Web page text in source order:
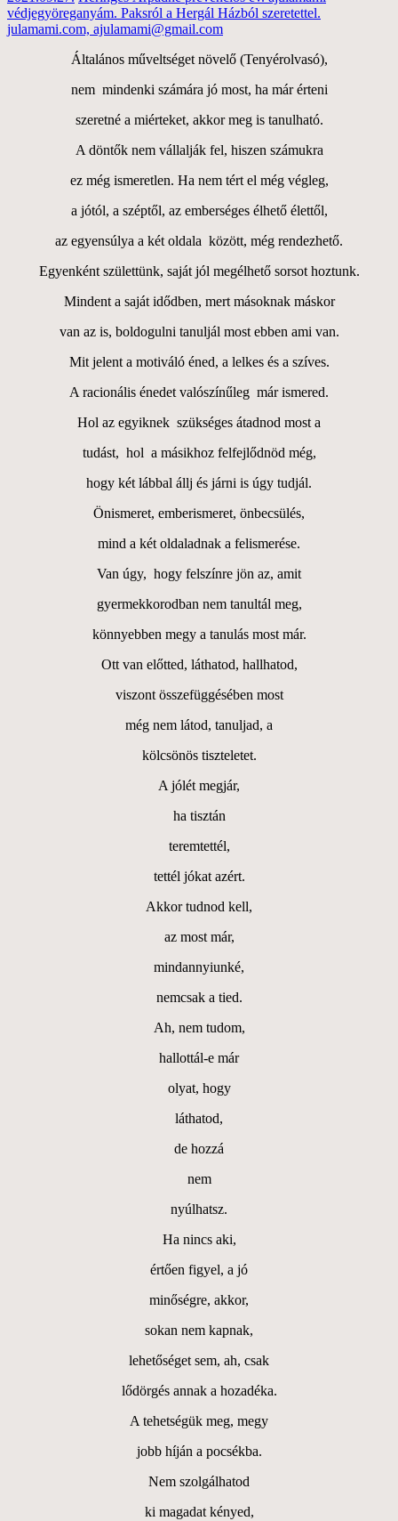
védjegyöreganyám. Paksról a Hergál Házból szeretettel.
julamami.com, ajulamami@gmail.com
Általános műveltséget növelő (Tenyérolvasó),
nem mindenki számára jó most, ha már érteni
szeretné a miérteket, akkor meg is tanulható.
A döntők nem vállalják fel, hiszen számukra
ez még ismeretlen. Ha nem tért el még végleg,
a jótól, a széptől, az emberséges élhető élettől,
az egyensúlya a két oldala között, még rendezhető.
Egyenként születtünk, saját jól megélhető sorsot hoztunk.
Mindent a saját idődben, mert másoknak máskor
van az is, boldogulni tanuljál most ebben ami van.
Mit jelent a motiváló éned, a lelkes és a szíves.
A racionális énedet valószínűleg már ismered.
Hol az egyiknek szükséges átadnod most a
tudást, hol a másikhoz felfejlődnöd még,
hogy két lábbal állj és járni is úgy tudjál.
Önismeret, emberismeret, önbecsülés,
mind a két oldaladnak a felismerése.
Van úgy, hogy felszínre jön az, amit
gyermekkorodban nem tanultál meg,
könnyebben megy a tanulás most már.
Ott van előtted, láthatod, hallhatod,
viszont összefüggésében most
még nem látod, tanuljad, a
kölcsönös tiszteletet.
A jólét megjár,
ha tisztán
teremtettél,
tettél jókat azért.
Akkor tudnod kell,
az most már,
mindannyiunké,
nemcsak a tied.
Ah, nem tudom,
hallottál-e már
olyat, hogy
láthatod,
de hozzá
nem
nyúlhatsz.
Ha nincs aki,
értően figyel, a jó
minőségre, akkor,
sokan nem kapnak,
lehetőséget sem, ah, csak
lődörgés annak a hozadéka.
A tehetségük meg, megy
jobb híján a pocsékba.
Nem szolgálhatod
ki magadat kényed,